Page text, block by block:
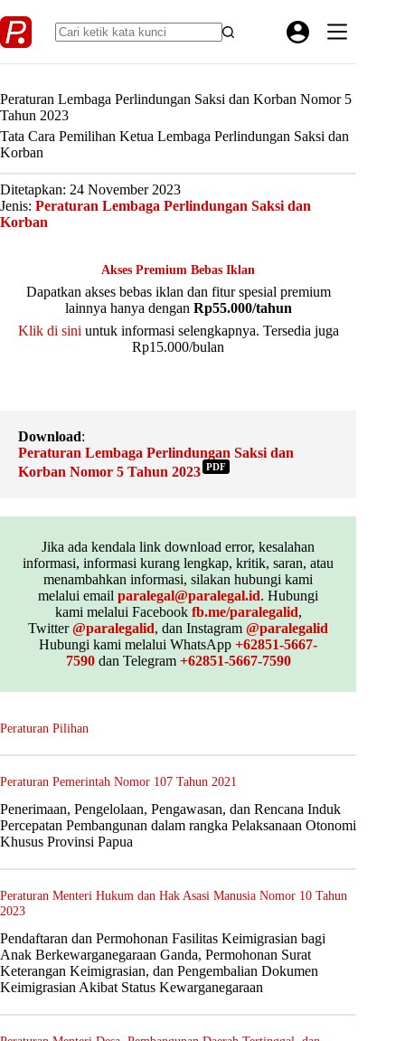
to
content
Peraturan Lembaga Perlindungan Saksi dan Korban Nomor 5
Tahun 2023
Tata Cara Pemilihan Ketua Lembaga Perlindungan Saksi dan
Korban
Ditetapkan: 24 November 2023
Jenis: Peraturan Lembaga Perlindungan Saksi dan
Korban
Akses Premium Bebas Iklan
Dapatkan akses bebas iklan dan fitur spesial premium
lainnya hanya dengan Rp55.000/tahun
Klik di sini untuk informasi selengkapnya. Tersedia juga
Rp15.000/bulan
Download:
Peraturan Lembaga Perlindungan Saksi dan
Korban Nomor 5 Tahun 2023 PDF
Jika ada kendala link download error, kesalahan
informasi, informasi kurang lengkap, kritik, saran, atau
menambahkan informasi, silakan hubungi kami
melalui emailparalegal@paralegal.id. Hubungi
kami melalui Facebook fb.me/paralegalid,
Twitter@paralegalid, dan Instagram@paralegalid
Hubungi kami melalui WhatsApp+62851-5667-
7590dan Telegram +62851-5667-7590
Peraturan Pilihan
Peraturan Pemerintah Nomor 107 Tahun 2021
Penerimaan, Pengelolaan, Pengawasan, dan Rencana Induk
Percepatan Pembangunan dalam rangka Pelaksanaan Otonomi
Khusus Provinsi Papua
Peraturan Menteri Hukum dan Hak Asasi Manusia Nomor 10 Tahun
2023
Pendaftaran dan Permohonan Fasilitas Keimigrasian bagi
Anak Berkewarganegaraan Ganda, Permohonan Surat
Keterangan Keimigrasian, dan Pengembalian Dokumen
Keimigrasian Akibat Status Kewarganegaraan